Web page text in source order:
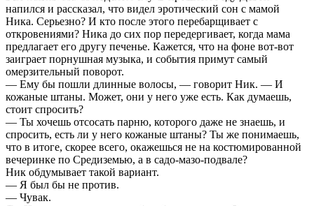
напился и рассказал, что видел эротический сон с мамой
Ника. Серьезно? И кто после этого перебарщивает с
откровениями? Ника до сих пор передергивает, когда мама
предлагает его другу печенье. Кажется, что на фоне вот-вот
заиграет порнушная музыка, и события примут самый
омерзительный поворот.
— Ему бы пошли длинные волосы, — говорит Ник. — И
кожаные штаны. Может, они у него уже есть. Как думаешь,
стоит спросить?
— Ты хочешь отсосать парню, которого даже не знаешь, и
спросить, есть ли у него кожаные штаны? Ты же понимаешь,
что в итоге, скорее всего, окажешься не на костюмированной
вечеринке по Средиземью, а в садо-мазо-подвале?
Ник обдумывает такой вариант.
— Я был бы не против.
— Чувак.